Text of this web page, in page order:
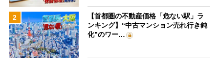
2
【首都圏の不動産価格「危ない駅」ラ
ンキング】“中古マンション売れ行き鈍
化”のワー…